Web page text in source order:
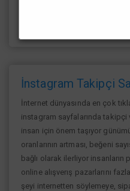
kredilerden her gün yararlanıp
İnstagram Takipçi
İnternet dünyasında en çok
instagram sayfalarında
insan için önem taşıyor
oranlarının artması, beğeni
bağlı olarak ilerliyor insanların
online alışverış pazarlarını
şeyi internetten söylemeye,